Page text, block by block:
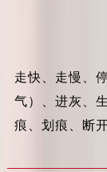
安徽
安徽
安徽省
安徽省
安徽
走快、走慢、
气）、进灰、
痕、划痕、断